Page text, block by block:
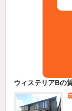
ウィステリアBの